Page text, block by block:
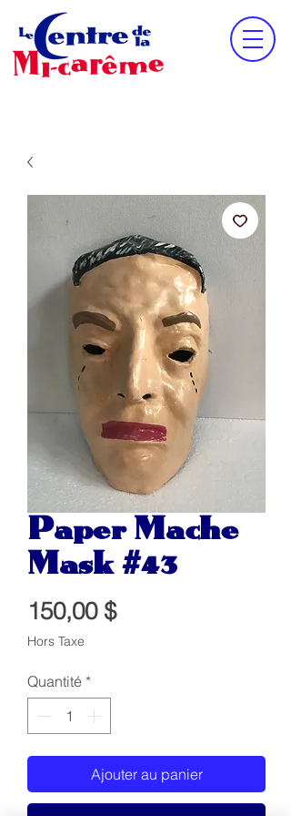
Paper Mache
Mask #43
150,00 $Prix
Hors Taxe
Quantité *
Ajouter au panier